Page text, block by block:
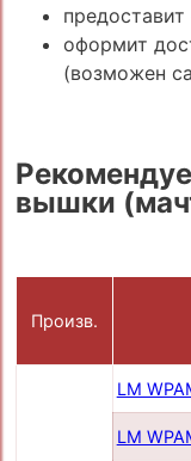
предоставит
оформит
(возможен
вышки
Произв.
LM
LM